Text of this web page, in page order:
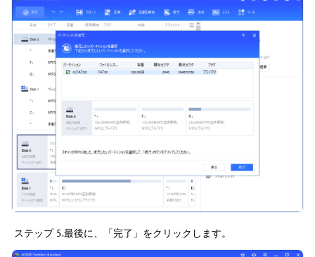
ステップ 5.最後に、「完了」をクリックします。